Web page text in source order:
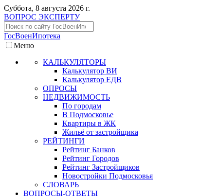
Суббота, 8 августа 2026 г.
ВОПРОС ЭКСПЕРТУ
ГосВоенИпотека
Меню
КАЛЬКУЛЯТОРЫ
Калькулятор ВИ
Калькулятор ЕДВ
ОПРОСЫ
НЕДВИЖИМОСТЬ
По городам
В Подмосковье
Квартиры в ЖК
Жильё от застройщика
РЕЙТИНГИ
Рейтинг Банков
Рейтинг Городов
Рейтинг Застройщиков
Новостройки Подмосковья
СЛОВАРЬ
ВОПРОСЫ-ОТВЕТЫ